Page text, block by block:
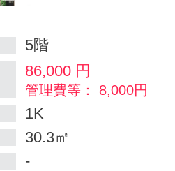
5階
86,000 円
管理費等： 8,000円
1K
30.3㎡
-